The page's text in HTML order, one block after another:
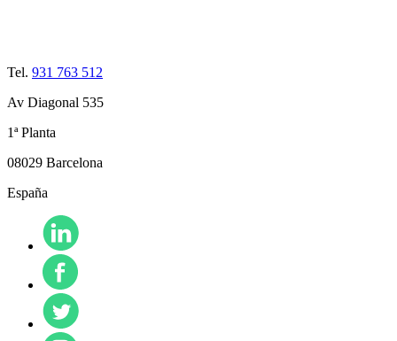
Tel. 931 763 512
Av Diagonal 535
1ª Planta
08029 Barcelona
España